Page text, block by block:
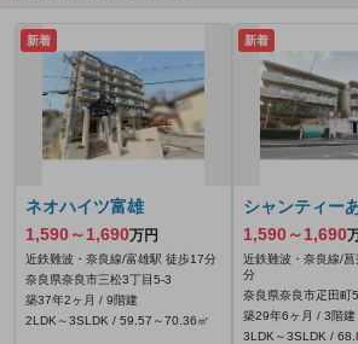
新着
ネオハイツ富雄
1,590～1,690万円
近鉄難波・奈良線/富雄駅 徒歩17分
奈良県奈良市三松3丁目5-3
築37年2ヶ月 / 9階建
2LDK～3SLDK / 59.57～70.36㎡
新着
シャンティー
1,590～1,690
近鉄難波・奈良線/
分
奈良県奈良市疋田町
築29年6ヶ月 / 3階建
3LDK～3SLDK /